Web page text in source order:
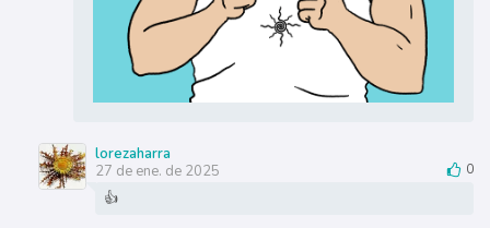
lorezaharra
27 de ene. de 2025
0
👍